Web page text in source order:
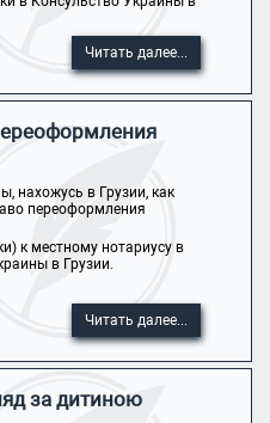
Читать далее...
нахожусь в Грузии, как
переоформления
к местному нотариусу в
в Грузии.
Читать далее...
за дитиною